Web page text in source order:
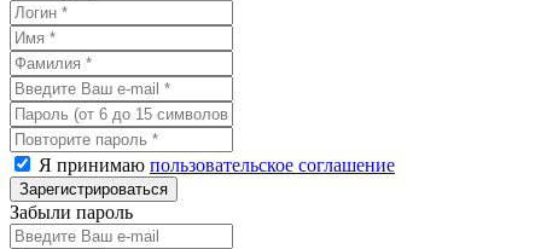
Я принимаю пользовательское соглашение
Забыли пароль